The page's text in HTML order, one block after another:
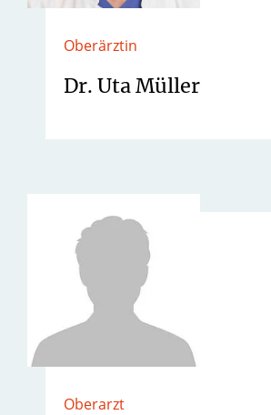
Oberärztin
Dr. Uta Müller
Oberarzt